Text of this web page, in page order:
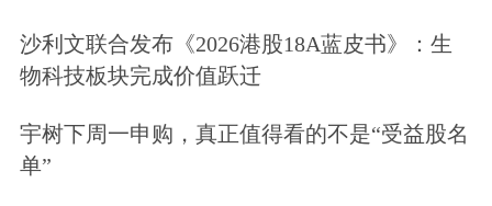
沙利文联合发布《2026港股18A蓝皮书》：生
物科技板块完成价值跃迁
宇树下周一申购，真正值得看的不是“受益股名
单”